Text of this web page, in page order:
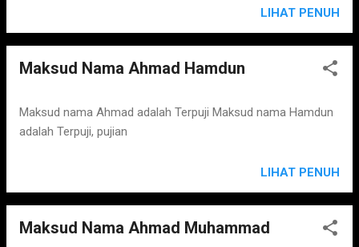
LIHAT PENUH
Maksud Nama Ahmad Hamdun
Maksud nama Ahmad adalah Terpuji Maksud nama Hamdun
adalah Terpuji, pujian
LIHAT PENUH
Maksud Nama Ahmad Muhammad